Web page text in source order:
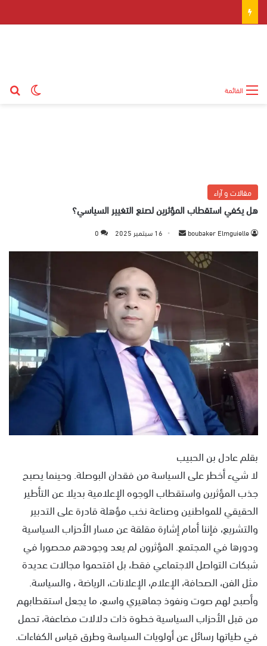
القائمة
مقالات و آراء
هل يكفي استقطاب المؤثرين لصنع التغيير السياسي؟
boubaker Elmguielle
س
ر
ا
ك
ر
و
ي
ا
16 سبتمبر 2025 0
بقلم عادل بن الحبيب
لا شيء أخطر على السياسة من فقدان البوصلة. وحينما يصبح
جذب المؤثرين واستقطاب الوجوه الإعلامية بديلا عن التأطير
الحقيقي للمواطنين وصناعة نخب مؤهلة قادرة على التدبير
والتشريع، فإننا أمام إشارة مقلقة عن مسار الأحزاب السياسية
ودورها في المجتمع. المؤثرون لم يعد وجودهم محصورا في
شبكات التواصل الاجتماعي فقط، بل اقتحموا مجالات عديدة
مثل الفن، الصحافة، الإعلام، الإعلانات، الرياضة ، والسياسة.
وأصبح لهم صوت ونفوذ جماهيري واسع، ما يجعل استقطابهم
من قبل الأحزاب السياسية خطوة ذات دلالات مضاعفة، تحمل
في طياتها رسائل عن أولويات السياسة وطرق قياس الكفاءات.